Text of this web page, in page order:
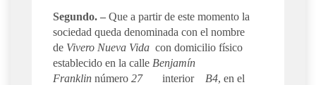
Segundo. – Que a partir de este momento la
sociedad queda denominada con el nombre
de Vivero Nueva Vida con domicilio físico
establecido en la calle Benjamín
Franklin número 27interior B4, en el